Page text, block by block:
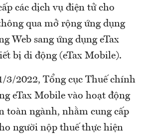
các dịch vụ điện tử cho
qua mở rộng ứng dụng
Web sang ứng dụng eTax
bị di động (eTax Mobile).
3/2022, Tổng cục Thuế chính
eTax Mobile vào hoạt động
toàn ngành, nhằm cung cấp
người nộp thuế thực hiện